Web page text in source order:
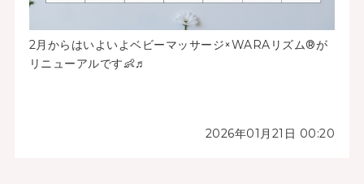
2月からはいよいよベビーマッサージ×WARAリズム®が
リニューアルです👶♬
2026年01月21日 00:20